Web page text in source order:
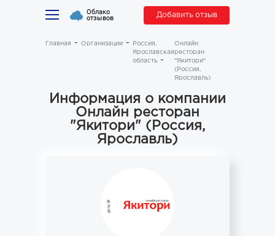
Облако
отзывов Добавить отзыв
Главная Организации
Россия,
Ярославская
область
Онлайн
ресторан
"Якитори"
(Россия,
Ярославль)
Информация о компании
Онлайн ресторан
"Якитори" (Россия,
Ярославль)